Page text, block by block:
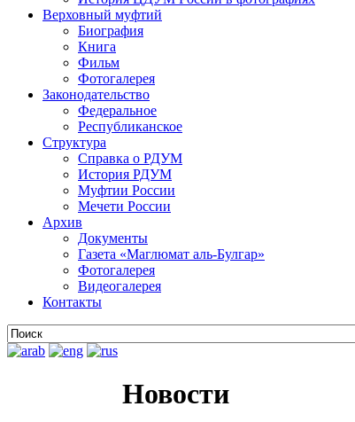
Верховный муфтий
Биография
Книга
Фильм
Фотогалерея
Законодательство
Федеральное
Республиканское
Структура
Справка о РДУМ
История РДУМ
Муфтии России
Мечети России
Архив
Документы
Газета «Маглюмат аль-Булгар»
Фотогалерея
Видеогалерея
Контакты
Новости